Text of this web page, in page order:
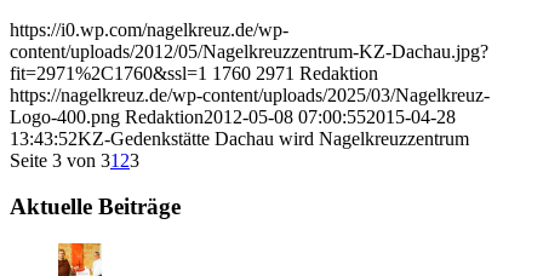
https://i0.wp.com/nagelkreuz.de/wp-
content/uploads/2012/05/Nagelkreuzzentrum-KZ-Dachau.jpg?
fit=2971%2C1760&ssl=1 1760 2971 Redaktion
https://nagelkreuz.de/wp-content/uploads/2025/03/Nagelkreuz-
Logo-400.png Redaktion2012-05-08 07:00:552015-04-28
13:43:52KZ-Gedenkstätte Dachau wird Nagelkreuzzentrum
Seite 3 von 31 23
Aktuelle Beiträge